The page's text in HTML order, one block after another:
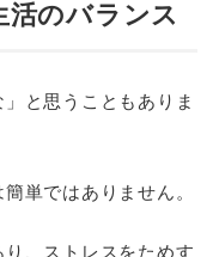
のバランス
と思うこともありま
単ではありません。
、ストレスをためす